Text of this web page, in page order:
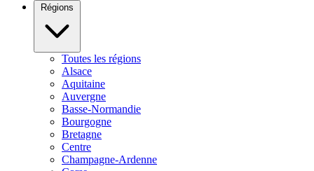
Régions
Toutes les régions
Alsace
Aquitaine
Auvergne
Basse-Normandie
Bourgogne
Bretagne
Centre
Champagne-Ardenne